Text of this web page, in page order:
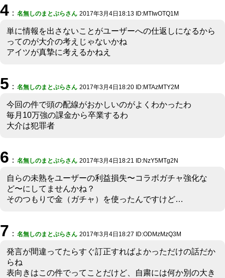
4 ： 名無しのまとぷらさん 2017年3月4日18:13 ID:MTIwOTQ1M
単に情報を出さないことがユーザーへの仕返しになるから
ってのが大介の考えじゃないかね
アイツが真摯に考えるかねえ
5 ： 名無しのまとぷらさん 2017年3月4日18:20 ID:MTAzMTY2M
今回の件で頭の配線がおかしいのがよくわかったわ
毎月10万強の課金から卒業するわ
大介は犯罪者
6 ： 名無しのまとぷらさん 2017年3月4日18:21 ID:NzY5MTg2N
自らの未熟をユーザーの利益損失〜コラボガチャ強化な
ど〜にしてませんかね？
そのつもりで金（ガチャ）を使ったんですけど…
7 ： 名無しのまとぷらさん 2017年3月4日18:27 ID:ODMzMzQ3M
発言が間違ってたらすぐ訂正すればよかっただけの話だか
らね
表向きはこの件でってことだけど、自粛には何か別の大き